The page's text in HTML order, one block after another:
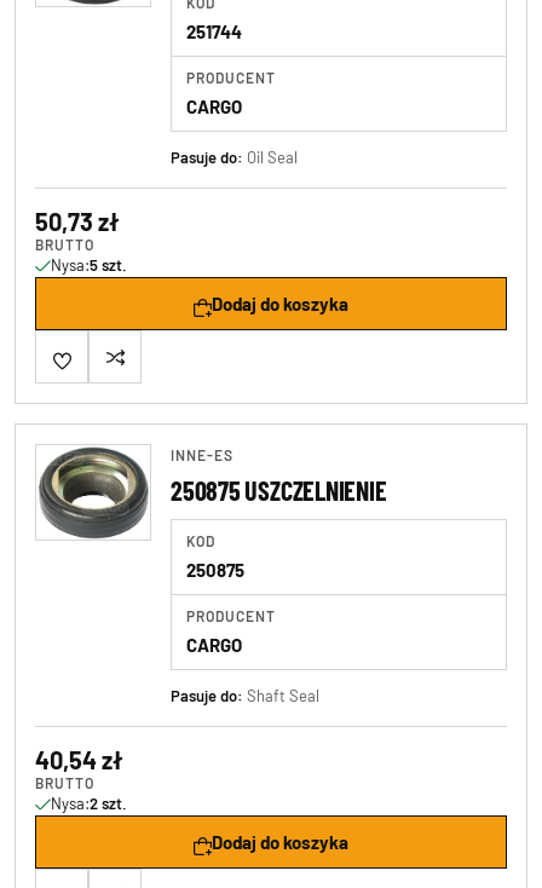
251744
PRODUCENT
CARGO
Pasuje do: Oil Seal
50,73 zł
BRUTTO
Nysa:5 szt.
Dodaj do koszyka
INNE-ES
250875 USZCZELNIENIE
KOD
250875
PRODUCENT
CARGO
Pasuje do: Shaft Seal
40,54 zł
BRUTTO
Nysa:2 szt.
Dodaj do koszyka